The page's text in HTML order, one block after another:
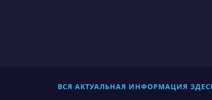
ВСЯ АКТУАЛЬНАЯ ИНФОРМАЦИЯ